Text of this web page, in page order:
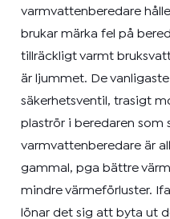
varmvattenberedare
brukar märka fel på
tillräckligt varmt
är ljummet. De
säkerhetsventil, trasigt
plaströr i beredaren som
varmvattenberedare är
gammal, pga bättre
mindre värmeförluster.
lönar det sig att byta ut